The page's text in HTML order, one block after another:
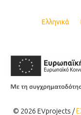
Ελληνικά
© 2026 EVprojects /